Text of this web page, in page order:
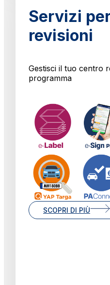
Servizi
revisioni
Gestisci il tuo centro
programma
SCOPRI DI PIÙ